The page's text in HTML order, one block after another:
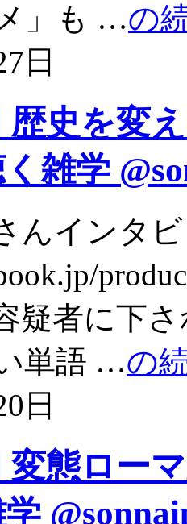
」も …の
日
歴史を変
雑学
んインタ
疑者に下
単語 …の
日
変態ロー